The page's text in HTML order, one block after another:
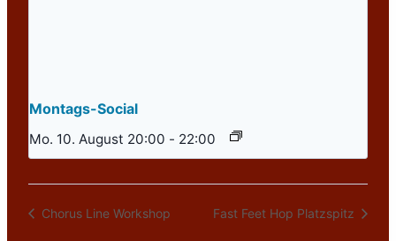
Montags-Social
Mo. 10. August 20:00 - 22:00
Chorus Line Workshop Fast Feet Hop Platzspitz